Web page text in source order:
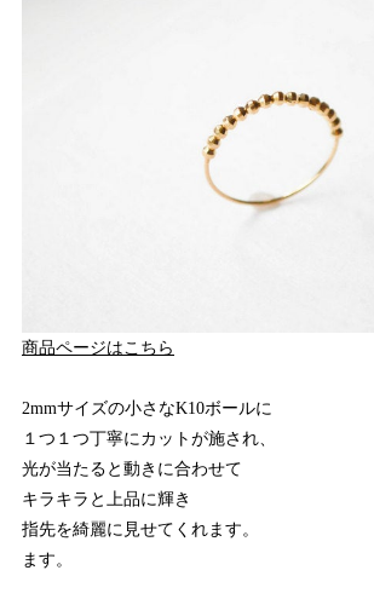
商品ページはこちら
2mmサイズの小さなK10ボールに
１つ１つ丁寧にカットが施され、
光が当たると動きに合わせて
キラキラと上品に輝き
指先を綺麗に見せてくれます。
ます。